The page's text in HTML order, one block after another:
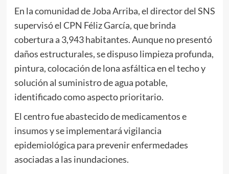
En la comunidad de Joba Arriba, el director del SNS
supervisó el CPN Féliz García, que brinda
cobertura a 3,943 habitantes. Aunque no presentó
daños estructurales, se dispuso limpieza profunda,
pintura, colocación de lona asfáltica en el techo y
solución al suministro de agua potable,
identificado como aspecto prioritario.
El centro fue abastecido de medicamentos e
insumos y se implementará vigilancia
epidemiológica para prevenir enfermedades
asociadas a las inundaciones.